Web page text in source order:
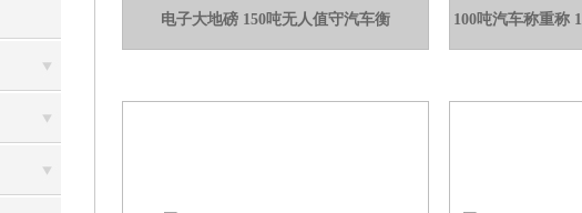
电子大地磅 150吨无人值守汽车衡 100吨汽车称重称